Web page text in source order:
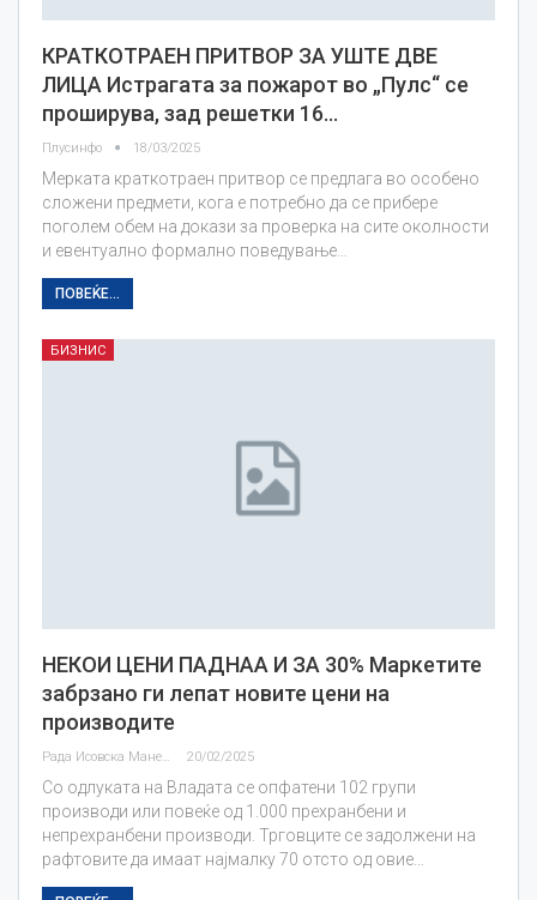
КРАТКОТРАЕН ПРИТВОР ЗА УШТЕ ДВЕ
ЛИЦА Истрагата за пожарот во „Пулс“ се
проширува, зад решетки 16…
Плусинфо 18/03/2025
Мерката краткотраен притвор се предлага во особено
сложени предмети, кога е потребно да се прибере
поголем обем на докази за проверка на сите околности
и евентуално формално поведување…
ПОВЕЌЕ...
БИЗНИС
НЕКОИ ЦЕНИ ПАДНАА И ЗА 30% Маркетите
забрзано ги лепат новите цени на
производите
Рада Исовска Маневска 20/02/2025
Со одлуката на Владата се опфатени 102 групи
производи или повеќе од 1.000 прехранбени и
непрехранбени производи. Трговците се задолжени на
рафтовите да имаат најмалку 70 отсто од овие…